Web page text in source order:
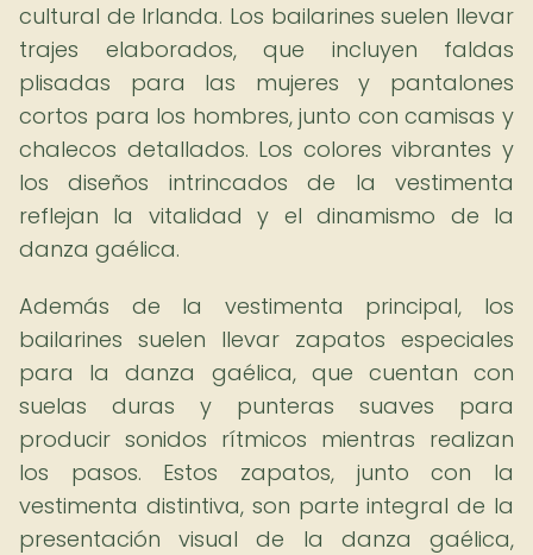
cultural de Irlanda. Los bailarines suelen llevar
trajes elaborados, que incluyen faldas
plisadas para las mujeres y pantalones
cortos para los hombres, junto con camisas y
chalecos detallados. Los colores vibrantes y
los diseños intrincados de la vestimenta
reflejan la vitalidad y el dinamismo de la
danza gaélica.
Además de la vestimenta principal, los
bailarines suelen llevar zapatos especiales
para la danza gaélica, que cuentan con
suelas duras y punteras suaves para
producir sonidos rítmicos mientras realizan
los pasos. Estos zapatos, junto con la
vestimenta distintiva, son parte integral de la
presentación visual de la danza gaélica,